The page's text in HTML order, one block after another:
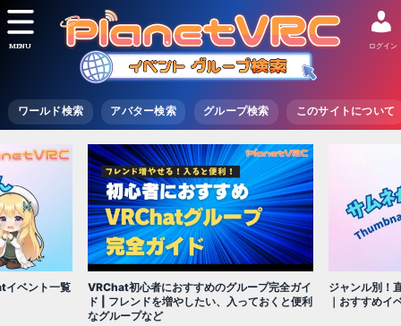
ワールド検索 アバター検索 グループ検索 このサイトについて
ログイン
MENU
イベント一覧
VRChat初心者におすすめのグループ完全ガイ
ド | フレンドを増やしたい、入っておくと便利
なグループなど
ジャンル別！
｜おすすめイ